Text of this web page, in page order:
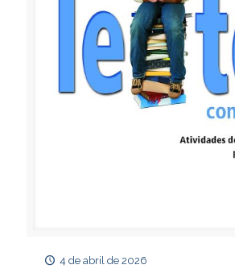
4 de abril de 2026